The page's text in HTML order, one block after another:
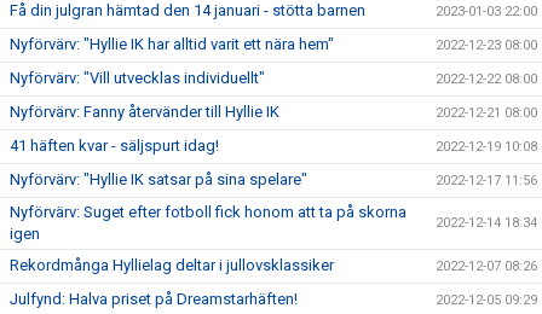
Få din julgran hämtad den 14 januari - stötta barnen 2023-01-03 22:00
Nyförvärv: "Hyllie IK har alltid varit ett nära hem" 2022-12-23 08:00
Nyförvärv: "Vill utvecklas individuellt" 2022-12-22 08:00
Nyförvärv: Fanny återvänder till Hyllie IK 2022-12-21 08:00
41 häften kvar - säljspurt idag! 2022-12-19 10:08
Nyförvärv: "Hyllie IK satsar på sina spelare" 2022-12-17 11:56
Nyförvärv: Suget efter fotboll fick honom att ta på skorna
igen
2022-12-14 18:34
Rekordmånga Hyllielag deltar i jullovsklassiker 2022-12-07 08:26
Julfynd: Halva priset på Dreamstarhäften! 2022-12-05 09:29